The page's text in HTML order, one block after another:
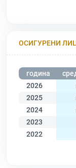
ОСИГУРЕНИ
година
2026
2025
2024
2023
2022